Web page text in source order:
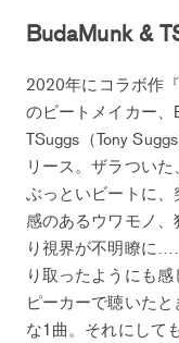
BudaMunk &
2020年にコラボ作
のビートメイカー、
TSuggs（Tony
リース。ザラつい
ぶっといビートに
感のあるウワモノ
り視界が不明瞭に
り取ったようにも
ピーカーで聴いた
な1曲。それにして